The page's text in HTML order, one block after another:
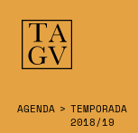
AGENDA > TEMPORADA
2018/19